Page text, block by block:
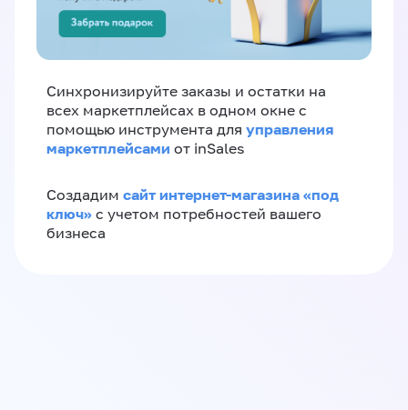
Синхронизируйте заказы и остатки на
всех маркетплейсах в одном окне с
помощью инструмента для управления
маркетплейсами от inSales
Создадим сайт интернет-магазина «под
ключ» с учетом потребностей вашего
бизнеса